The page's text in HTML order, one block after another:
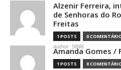
Alzenir Ferreira,
de Senhoras do
Freitas
1 POSTS 0
author_5846
Amanda Gomes /
1 POSTS 0